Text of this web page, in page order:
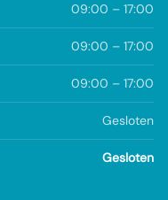
09:00 – 17:00
09:00 – 17:00
09:00 – 17:00
Gesloten
Gesloten